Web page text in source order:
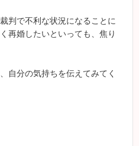
判で不利な状況になることに
再婚したいといっても、焦り
自分の気持ちを伝えてみてく